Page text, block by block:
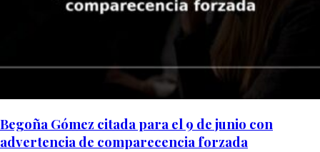
Begoña Gómez citada para el 9 de junio con
advertencia de comparecencia forzada